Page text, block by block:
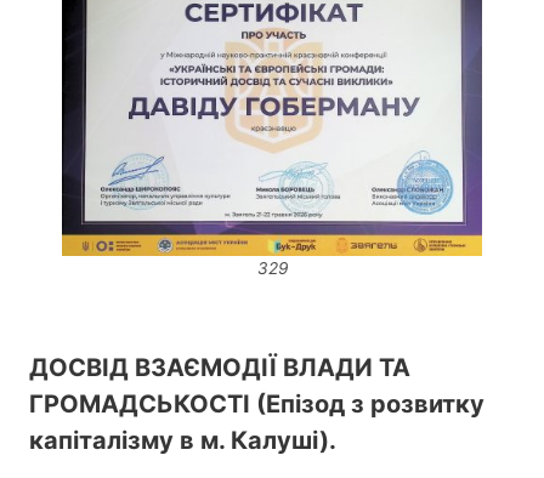
329
ДОСВІД ВЗАЄМОДІЇ ВЛАДИ ТА
ГРОМАДСЬКОСТІ (Епізод з розвитку
капіталізму в м. Калуші).